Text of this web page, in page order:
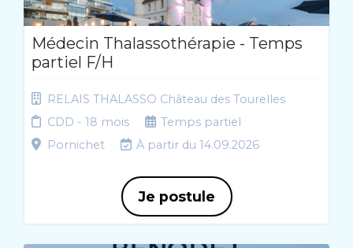
Médecin Thalassothérapie - Temps
partiel F/H
RELAIS THALASSO Château des Tourelles
CDD - 18 mois
Temps partiel
Pornichet
À partir du 14.09.2026
Je postule